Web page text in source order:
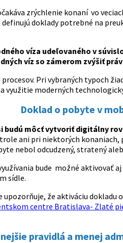
zrýchlenie konaní vo
doklady potrebné na
víza udeľovaného v
víz so zámerom zvýšiť
Pri vybraných typoch
využitie moderných
Doklad o pobyte v
budú môcť vytvoriť digitálny
ani pri niektorých
nebol odcudzený, stratený
bude možné aktivovať
sídle.
že aktiváciu dokladu
centre Bratislava- Zlaté
pravidlá a menej